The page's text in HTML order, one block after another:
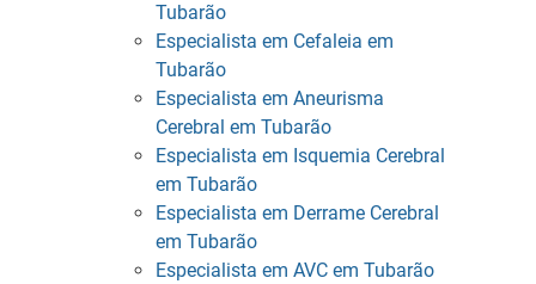
Tubarão
Especialista em Cefaleia em
Tubarão
Especialista em Aneurisma
Cerebral em Tubarão
Especialista em Isquemia Cerebral
em Tubarão
Especialista em Derrame Cerebral
em Tubarão
Especialista em AVC em Tubarão